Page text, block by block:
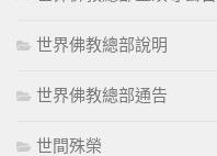
世界佛教總部說明
世界佛教總部通告
世間殊榮